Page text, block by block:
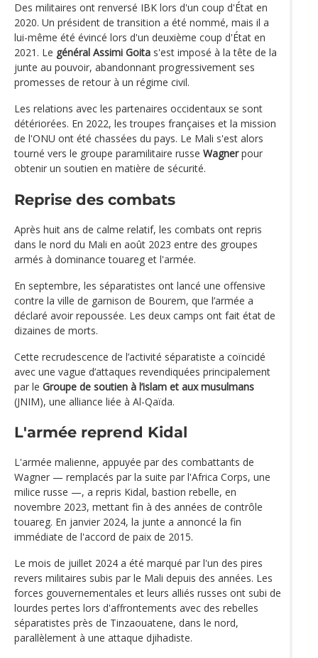
Des militaires ont renversé IBK lors d'un coup d'État en
2020. Un président de transition a été nommé, mais il a
lui-même été évincé lors d'un deuxième coup d'État en
2021. Le général Assimi Goita s'est imposé à la tête de la
junte au pouvoir, abandonnant progressivement ses
promesses de retour à un régime civil.
Les relations avec les partenaires occidentaux se sont
détériorées. En 2022, les troupes françaises et la mission
de l'ONU ont été chassées du pays. Le Mali s'est alors
tourné vers le groupe paramilitaire russe Wagnerpour
obtenir un soutien en matière de sécurité.
Reprise des combats
Après huit ans de calme relatif, les combats ont repris
dans le nord du Mali en août 2023 entre des groupes
armés à dominance touareg et l'armée.
En septembre, les séparatistes ont lancé une offensive
contre la ville de garnison de Bourem, que l’armée a
déclaré avoir repoussée. Les deux camps ont fait état de
dizaines de morts.
Cette recrudescence de l’activité séparatiste a coïncidé
avec une vague d’attaques revendiquées principalement
par le Groupe de soutien à l’islam et aux musulmans
(JNIM), une alliance liée à Al-Qaïda.
L'armée reprend Kidal
L'armée malienne, appuyée par des combattants de
Wagner — remplacés par la suite par l'Africa Corps, une
milice russe —, a repris Kidal, bastion rebelle, en
novembre 2023, mettant fin à des années de contrôle
touareg. En janvier 2024, la junte a annoncé la fin
immédiate de l'accord de paix de 2015.
Le mois de juillet 2024 a été marqué par l'un des pires
revers militaires subis par le Mali depuis des années. Les
forces gouvernementales et leurs alliés russes ont subi de
lourdes pertes lors d'affrontements avec des rebelles
séparatistes près de Tinzaouatene, dans le nord,
parallèlement à une attaque djihadiste.